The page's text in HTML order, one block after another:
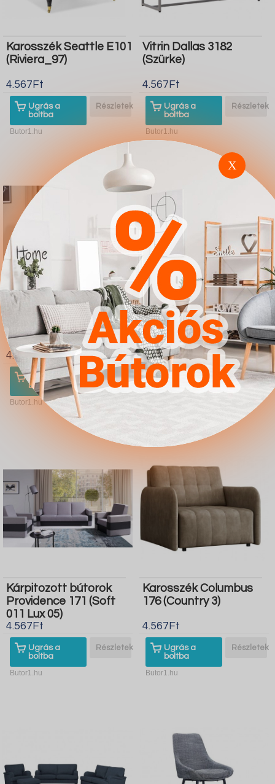
Karosszék Seattle E101
(Riviera_97)
4.567Ft
Ugrás a
boltba
Részletek
Butor1.hu
Vitrin Dallas 3182
(Szürke)
4.567Ft
Ugrás a
boltba
Részletek
Butor1.hu
Étkezőgarnitúra Dallas
2601 (Szürke Fekete)
4.567Ft
Ugrás a
boltba
Részletek
Butor1.hu
Asztal Riverton 767
(Sötét erdő Fekete)
4.567Ft
Ugrás a
boltba
Részletek
Kárpitozott bútorok
Providence 171 (Soft
011 Lux 05)
4.567Ft
Ugrás a
boltba
Részletek
Butor1.hu
Karosszék Columbus
176 (Country 3)
4.567Ft
Ugrás a
boltba
Részletek
Butor1.hu
X